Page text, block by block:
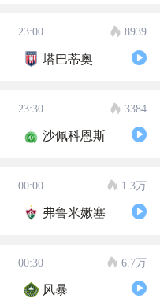
23:00 8939
塔巴蒂奥
23:30 3384
沙佩科恩斯
00:00 1.3万
弗鲁米嫩塞
00:30 6.7万
风暴